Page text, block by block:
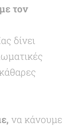
τον
δίνει
να κάνουμε